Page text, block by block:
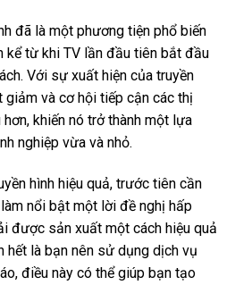
đã là một phương tiện phổ biến
kể từ khi TV lần đầu tiên bắt đầu
Với sự xuất hiện của truyền
giảm và cơ hội tiếp cận các thị
khiến nó trở thành một lựa
nghiệp vừa và nhỏ.
hình hiệu quả, trước tiên cần
nổi bật một lời đề nghị hấp
được sản xuất một cách hiệu quả
hết là bạn nên sử dụng dịch vụ
điều này có thể giúp bạn tạo